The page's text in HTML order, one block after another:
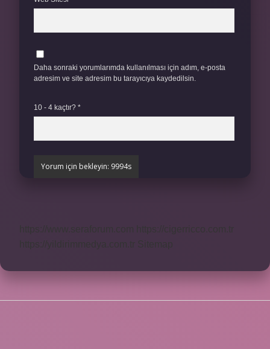
Daha sonraki yorumlarımda kullanılması için adım, e-posta
adresim ve site adresim bu tarayıcıya kaydedilsin.
10 - 4 kaçtır? *